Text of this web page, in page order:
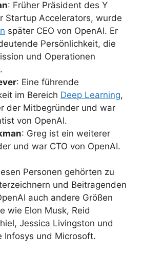
: Früher Präsident des Y
Startup Accelerators, wurde
später CEO von OpenAI. Er
Persönlichkeit, die
und Operationen
: Eine führende
im Bereich Deep Learning,
der Mitbegründer und war
von OpenAI.
: Greg ist ein weiterer
und war CTO von OpenAI.
Personen gehörten zu
und Beitragenden
auch andere Größen
wie Elon Musk, Reid
Jessica Livingston und
Infosys und Microsoft.